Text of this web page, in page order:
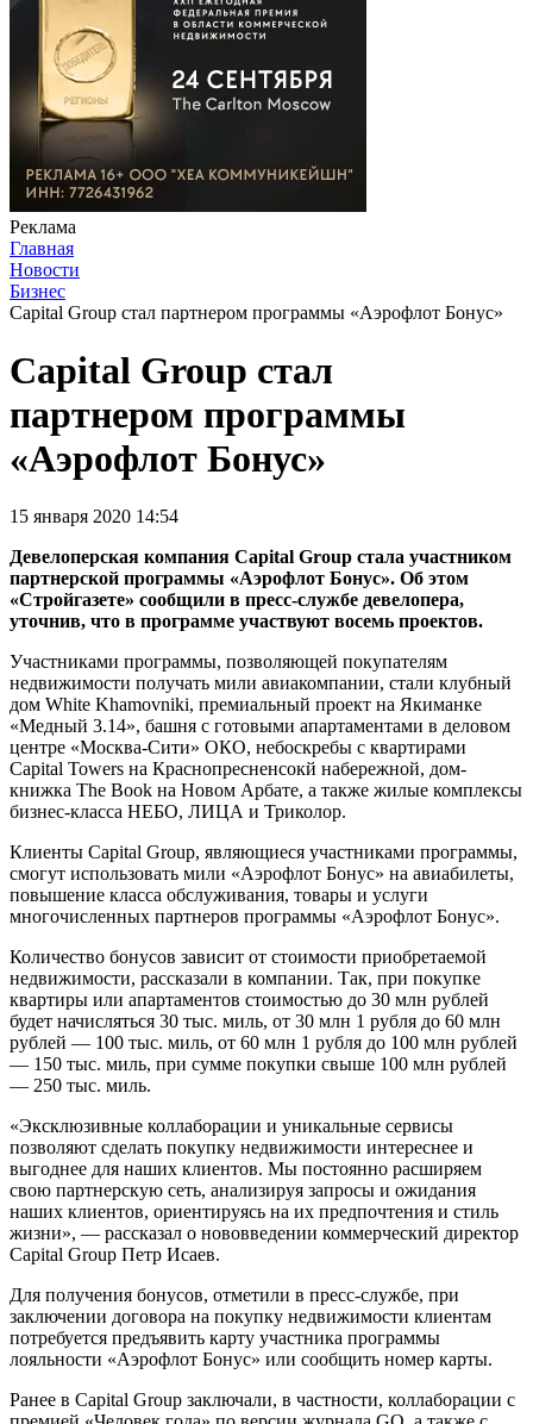
Реклама
Главная
Новости
Бизнес
Capital Group стал партнером программы «Аэрофлот Бонус»
Capital Group стал
партнером программы
«Аэрофлот Бонус»
15 января 2020 14:54
Девелоперская компания Capital Group стала участником
партнерской программы «Аэрофлот Бонус». Об этом
«Стройгазете» сообщили в пресс-службе девелопера,
уточнив, что в программе участвуют восемь проектов.
Участниками программы, позволяющей покупателям
недвижимости получать мили авиакомпании, стали клубный
дом White Khamovniki, премиальный проект на Якиманке
«Медный 3.14», башня с готовыми апартаментами в деловом
центре «Москва-Сити» ОКО, небоскребы с квартирами
Capital Towers на Краснопресненсокй набережной, дом-
книжка The Book на Новом Арбате, а также жилые комплексы
бизнес-класса НЕБО, ЛИЦА и Триколор.
Клиенты Capital Group, являющиеся участниками программы,
смогут использовать мили «Аэрофлот Бонус» на авиабилеты,
повышение класса обслуживания, товары и услуги
многочисленных партнеров программы «Аэрофлот Бонус».
Количество бонусов зависит от стоимости приобретаемой
недвижимости, рассказали в компании. Так, при покупке
квартиры или апартаментов стоимостью до 30 млн рублей
будет начисляться 30 тыс. миль, от 30 млн 1 рубля до 60 млн
рублей — 100 тыс. миль, от 60 млн 1 рубля до 100 млн рублей
— 150 тыс. миль, при сумме покупки свыше 100 млн рублей
— 250 тыс. миль.
«Эксклюзивные коллаборации и уникальные сервисы
позволяют сделать покупку недвижимости интереснее и
выгоднее для наших клиентов. Мы постоянно расширяем
свою партнерскую сеть, анализируя запросы и ожидания
наших клиентов, ориентируясь на их предпочтения и стиль
жизни», — рассказал о нововведении коммерческий директор
Capital Group Петр Исаев.
Для получения бонусов, отметили в пресс-службе, при
заключении договора на покупку недвижимости клиентам
потребуется предъявить карту участника программы
лояльности «Аэрофлот Бонус» или сообщить номер карты.
Ранее в Capital Group заключали, в частности, коллаборации с